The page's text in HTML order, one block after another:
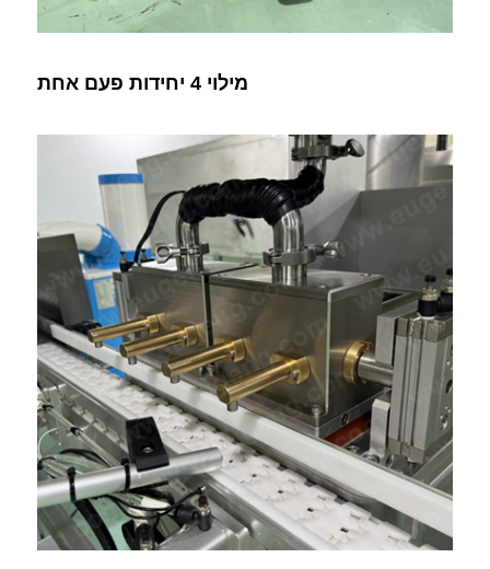
מילוי 4 יחידות פעם אחת